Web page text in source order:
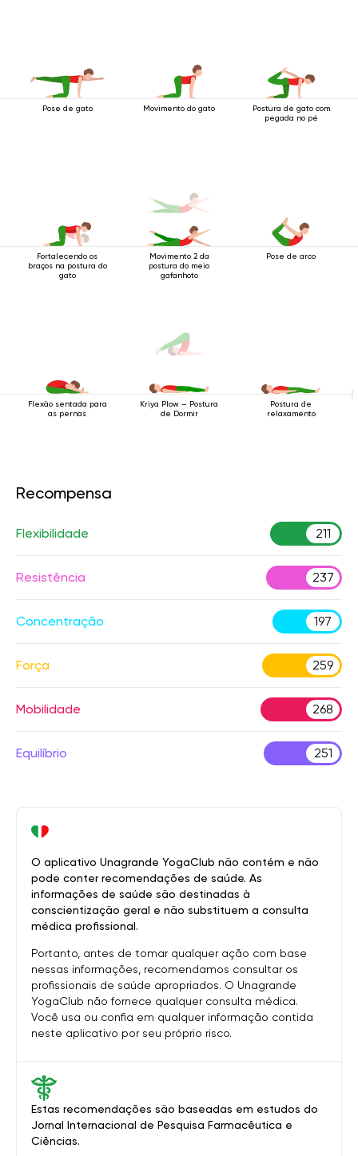
Pose de gato Movimento do gato
Postura de gato com
pegada no pé
Fortalecendo os
braços na postura do
gato
Movimento 2 da
postura do meio
gafanhoto
Pose de arco
Flexão sentada para
as pernas
Kriya Plow – Postura
de Dormir
Postura de
relaxamento
Recompensa
Flexibilidade 211
Resistência 237
Concentração 197
Força 259
Mobilidade 268
Equilíbrio 251
Estas recomendações são baseadas em estudos do
Jornal Internacional de Pesquisa Farmacêutica e
Ciências.
O aplicativo Unagrande YogaClub não contém e não
pode conter recomendações de saúde. As
informações de saúde são destinadas à
conscientização geral e não substituem a consulta
médica profissional.
Portanto, antes de tomar qualquer ação com base
nessas informações, recomendamos consultar os
profissionais de saúde apropriados. O Unagrande
YogaClub não fornece qualquer consulta médica.
Você usa ou confia em qualquer informação contida
neste aplicativo por seu próprio risco.